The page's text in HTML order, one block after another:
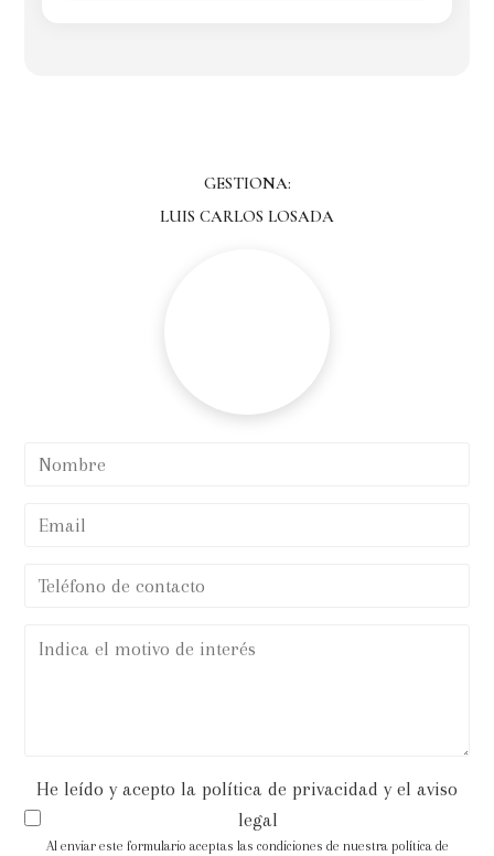
GESTIONA:
LUIS CARLOS LOSADA
He leído y acepto la política de privacidad y el aviso
legal
Al enviar este formulario aceptas las condiciones de nuestra política de